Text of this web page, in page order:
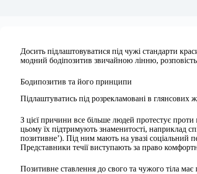
Досить підлаштовуватися під чужі стандарти
модний бодіпозитив звичайною лінню,
Бодипозитив та його принципи
Підлаштуватись під розрекламовані в глянсових
З цієї причини все більше людей протестує
цьому їх підтримують знаменитості, наприклад
позитивне’). Під ним мають на увазі соціальний
Представники течії виступають за право
Позитивне ставлення до свого та чужого тіла має